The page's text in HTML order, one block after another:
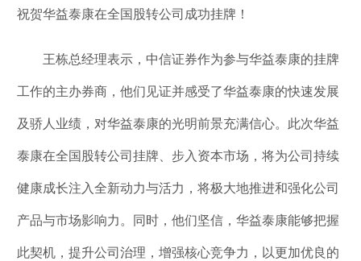
祝贺华益泰康在全国股转公司成功挂牌！
王栋总经理表示，中信证券作为参与华益泰康的挂牌
工作的主办券商，他们见证并感受了华益泰康的快速发展
及骄人业绩，对华益泰康的光明前景充满信心。此次华益
泰康在全国股转公司挂牌、步入资本市场，将为公司持续
健康成长注入全新动力与活力，将极大地推进和强化公司
产品与市场影响力。同时，他们坚信，华益泰康能够把握
此契机，提升公司治理，增强核心竞争力，以更加优良的